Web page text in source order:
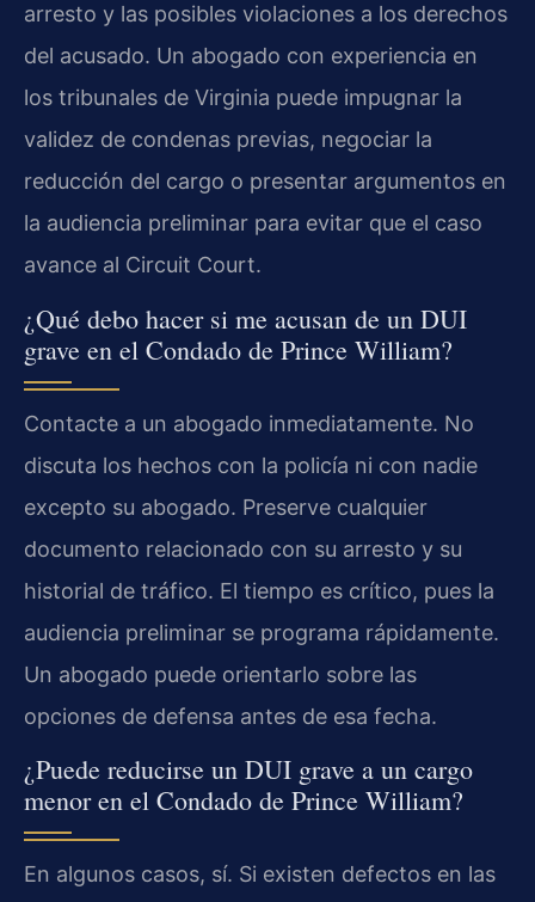
arresto y las posibles violaciones a los derechos
del acusado. Un abogado con experiencia en
los tribunales de Virginia puede impugnar la
validez de condenas previas, negociar la
reducción del cargo o presentar argumentos en
la audiencia preliminar para evitar que el caso
avance al Circuit Court.
¿Qué debo hacer si me acusan de un DUI
grave en el Condado de Prince William?
Contacte a un abogado inmediatamente. No
discuta los hechos con la policía ni con nadie
excepto su abogado. Preserve cualquier
documento relacionado con su arresto y su
historial de tráfico. El tiempo es crítico, pues la
audiencia preliminar se programa rápidamente.
Un abogado puede orientarlo sobre las
opciones de defensa antes de esa fecha.
¿Puede reducirse un DUI grave a un cargo
menor en el Condado de Prince William?
En algunos casos, sí. Si existen defectos en las